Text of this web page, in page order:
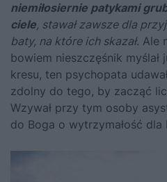
niemiłosiernie patykami
ciele, stawał zawsze dla
baty, na które ich skazał. Ale
bowiem nieszczęśnik
kresu, ten psychopata
zdolny do tego, by zacząć
Wzywał przy tym osoby
do Boga o wytrzymałość